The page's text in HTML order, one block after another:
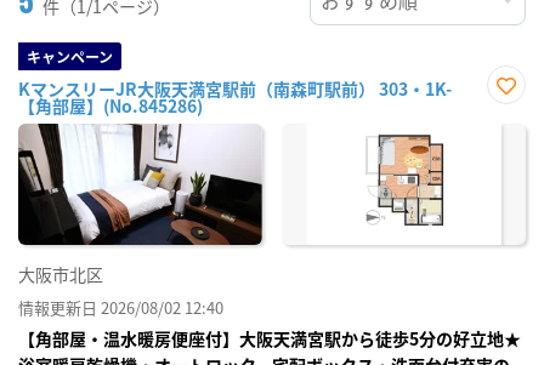
件（1/1ページ）
キャンペーン
KマンスリーJR大阪天満宮駅前（南森町駅前） 303・1K-
【角部屋】(No.845286)
に入
大阪市北区
情報更新日 2026/08/02 12:40
【角部屋・温水暖房便座付】大阪天満宮駅から徒歩5分の好立地★